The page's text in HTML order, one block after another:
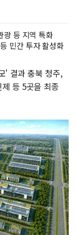
광 등 지역 특화
민간 투자 활성화
' 결과 충북 청주,
등 5곳을 최종